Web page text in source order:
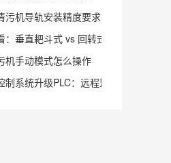
机导轨安装精度要求多少
：垂直耙斗式 vs 回转式怎么选
机手动模式怎么操作
制系统升级PLC：远程监控怎么实现？